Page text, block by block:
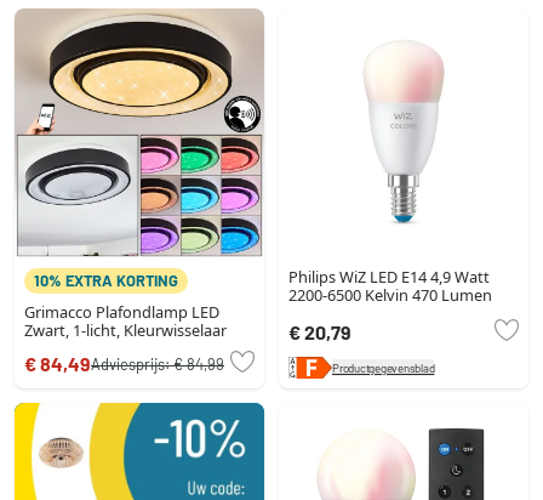
10% EXTRA KORTING
Grimacco Plafondlamp LED
Zwart, 1-licht, Kleurwisselaar
€ 84,49Adviesprijs:€ 84,99
Philips WiZ LED E14 4,9 Watt
2200-6500 Kelvin 470 Lumen
€ 20,79
Productgegevensblad